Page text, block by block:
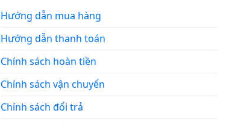
Hướng dẫn mua hàng
Hướng dẫn thanh toán
Chính sách hoàn tiền
Chính sách vận chuyển
Chính sách đổi trả